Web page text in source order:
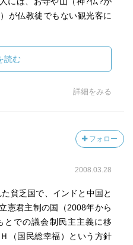
が仏教徒でもない観光客に
いるけど、お寺とかを売り
かも観光客が集うような有
誇りにも思っている私には
も途上国に多い気がする。
ぱり何が”先進”で何が”途
て、やっぱり国民の命、最
する。そこに国家の目標が
読む
詳細をみる
フォロー
2008.03.28
貧乏国で、インドと中国と
憲君主制の国（2008年から
とでの議会制民主主義に移
（国民総幸福）という方針